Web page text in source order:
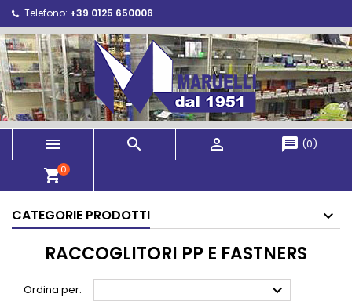
Telefono: +39 0125 650006
   message (0)
shopping_cart0
CATEGORIE PRODOTTI
RACCOGLITORI PP E FASTNERS
Ordina per: 